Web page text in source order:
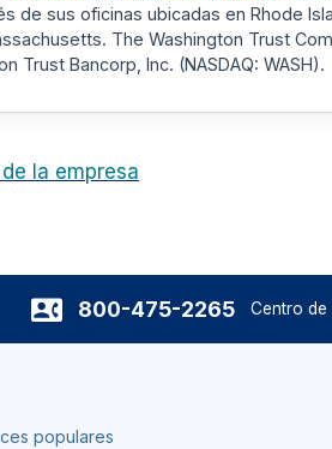
de sus oficinas ubicadas en Rhode
The Washington Trust
Trust Bancorp, Inc. (NASDAQ: WASH).
la empresa
800-475-2265 Centro de
populares